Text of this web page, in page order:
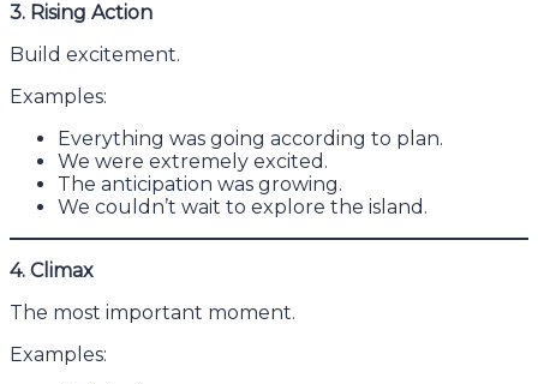
3. Rising Action
Build excitement.
Examples:
Everything was going according to plan.
We were extremely excited.
The anticipation was growing.
We couldn’t wait to explore the island.
4. Climax
The most important moment.
Examples: